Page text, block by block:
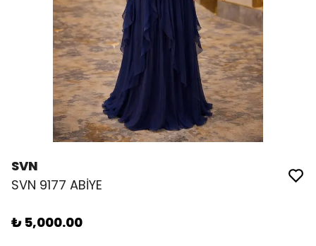
SVN
SVN 9177 ABİYE
₺ 5,000.00